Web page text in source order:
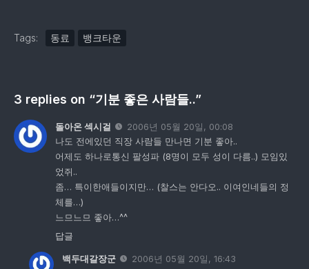
Tags: 동료 뱅크타운
3 replies on “기분 좋은 사람들..”
돌아온 섹시걸
2006년 05월 20일, 00:08
나도 전에있던 직장 사람들 만나면 기분 좋아..
어제도 하나로통신 팔성파 (8명이 모두 성이 다름..) 모임있
었쥐..
좀… 특이한애들이지만… (찰스는 안다오.. 이여인네들의 정
체를…)
느므느므 좋아…^^
답글
백두대갈장군
2006년 05월 20일, 16:43